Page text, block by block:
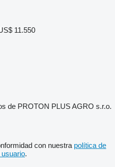
11.550
de PROTON PLUS AGRO s.r.o.
con nuestra política de
.